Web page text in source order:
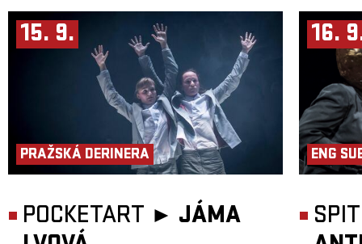
15. 9.
PRAŽSKÁ DERINERA
POCKETART ► JÁMA
16.
ENG